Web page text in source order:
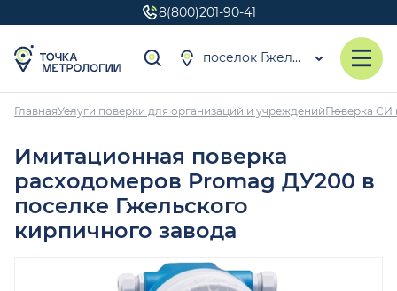
8(800)201-90-41
поселок Гжельского кирпичного завода
ГлавнаяУслуги поверки для организаций и учрежденийПоверка СИ
Имитационная поверка
расходомеров Promag ДУ200 в
поселке Гжельского
кирпичного завода